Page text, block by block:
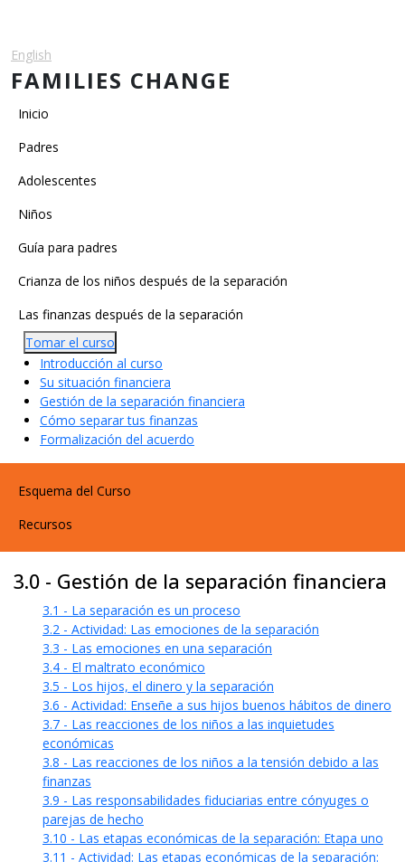
English
FAMILIES CHANGE
Main navigation
Inicio
Padres
Adolescentes
Niños
Main Categories
Guía para padres
Crianza de los niños después de la separación
Las finanzas después de la separación
Tomar el curso
Introducción al curso
Su situación financiera
Gestión de la separación financiera
Cómo separar tus finanzas
Formalización del acuerdo
User account menu
Esquema del Curso
Recursos
3.0 - Gestión de la separación financiera
3.1 - La separación es un proceso
3.2 - Actividad: Las emociones de la separación
3.3 - Las emociones en una separación
3.4 - El maltrato económico
3.5 - Los hijos, el dinero y la separación
3.6 - Actividad: Enseñe a sus hijos buenos hábitos de dinero
3.7 - Las reacciones de los niños a las inquietudes
económicas
3.8 - Las reacciones de los niños a la tensión debido a las
finanzas
3.9 - Las responsabilidades fiduciarias entre cónyuges o
parejas de hecho
3.10 - Las etapas económicas de la separación: Etapa uno
3.11 - Actividad: Las etapas económicas de la separación: